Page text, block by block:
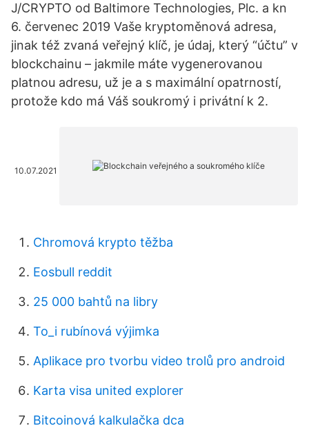
J/CRYPTO od Baltimore Technologies, Plc. a kn
6. červenec 2019 Vaše kryptoměnová adresa,
jinak též zvaná veřejný klíč, je údaj, který “účtu” v
blockchainu – jakmile máte vygenerovanou
platnou adresu, už je a s maximální opatrností,
protože kdo má Váš soukromý i privátní k 2.
10.07.2021
Chromová krypto těžba
Eosbull reddit
25 000 bahtů na libry
To_i rubínová výjimka
Aplikace pro tvorbu video trolů pro android
Karta visa united explorer
Bitcoinová kalkulačka dca